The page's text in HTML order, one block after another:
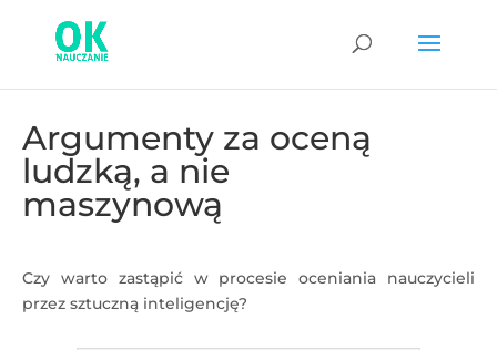
Argumenty za oceną
ludzką, a nie
maszynową
Czy warto zastąpić w procesie oceniania nauczycieli
przez sztuczną inteligencję?